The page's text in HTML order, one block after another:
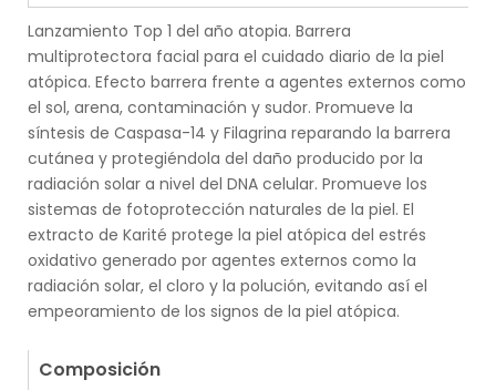
Lanzamiento Top 1 del año atopia. Barrera
multiprotectora facial para el cuidado diario de la piel
atópica. Efecto barrera frente a agentes externos como
el sol, arena, contaminación y sudor. Promueve la
síntesis de Caspasa-14 y Filagrina reparando la barrera
cutánea y protegiéndola del daño producido por la
radiación solar a nivel del DNA celular. Promueve los
sistemas de fotoprotección naturales de la piel. El
extracto de Karité protege la piel atópica del estrés
oxidativo generado por agentes externos como la
radiación solar, el cloro y la polución, evitando así el
empeoramiento de los signos de la piel atópica.
Composición